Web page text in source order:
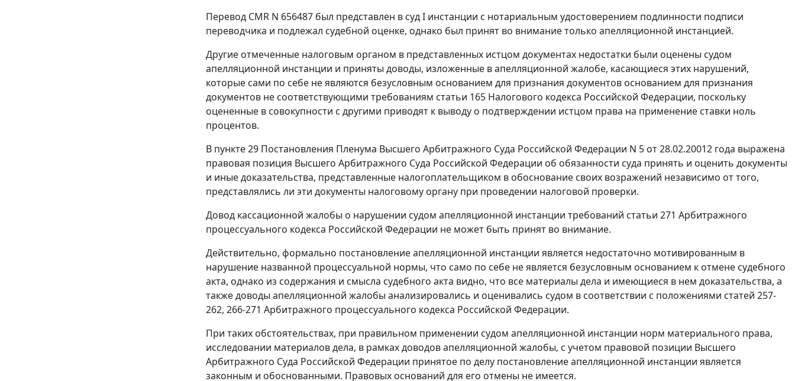
Перевод CMR N 656487 был представлен в суд I инстанции с нотариальным удостоверением подлинности подписи
переводчика и подлежал судебной оценке, однако был принят во внимание только апелляционной инстанцией.
Другие отмеченные налоговым органом в представленных истцом документах недостатки были оценены судом
апелляционной инстанции и приняты доводы, изложенные в апелляционной жалобе, касающиеся этих нарушений,
которые сами по себе не являются безусловным основанием для признания документов основанием для признания
документов не соответствующими требованиям статьи 165 Налогового кодекса Российской Федерации, поскольку
оцененные в совокупности с другими приводят к выводу о подтверждении истцом права на применение ставки ноль
процентов.
В пункте 29 Постановления Пленума Высшего Арбитражного Суда Российской Федерации N 5 от 28.02.20012 года выражена
правовая позиция Высшего Арбитражного Суда Российской Федерации об обязанности суда принять и оценить документы
и иные доказательства, представленные налогоплательщиком в обоснование своих возражений независимо от того,
представлялись ли эти документы налоговому органу при проведении налоговой проверки.
Довод кассационной жалобы о нарушении судом апелляционной инстанции требований статьи 271 Арбитражного
процессуального кодекса Российской Федерации не может быть принят во внимание.
Действительно, формально постановление апелляционной инстанции является недостаточно мотивированным в
нарушение названной процессуальной нормы, что само по себе не является безусловным основанием к отмене судебного
акта, однако из содержания и смысла судебного акта видно, что все материалы дела и имеющиеся в нем доказательства, а
также доводы апелляционной жалобы анализировались и оценивались судом в соответствии с положениями статей 257-
262, 266-271 Арбитражного процессуального кодекса Российской Федерации.
При таких обстоятельствах, при правильном применении судом апелляционной инстанции норм материального права,
исследовании материалов дела, в рамках доводов апелляционной жалобы, с учетом правовой позиции Высшего
Арбитражного Суда Российской Федерации принятое по делу постановление апелляционной инстанции является
законным и обоснованными. Правовых оснований для его отмены не имеется.